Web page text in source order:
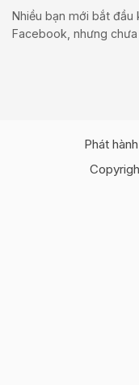
Nhiều bạn mới bắt đầu
Facebook, nhưng
Phát